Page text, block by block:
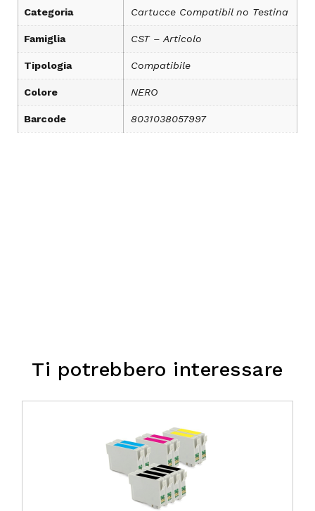
Categoria Cartucce Compatibil no Testina
Famiglia CST – Articolo
Tipologia Compatibile
Colore NERO
Barcode 8031038057997
Ti potrebbero interessare